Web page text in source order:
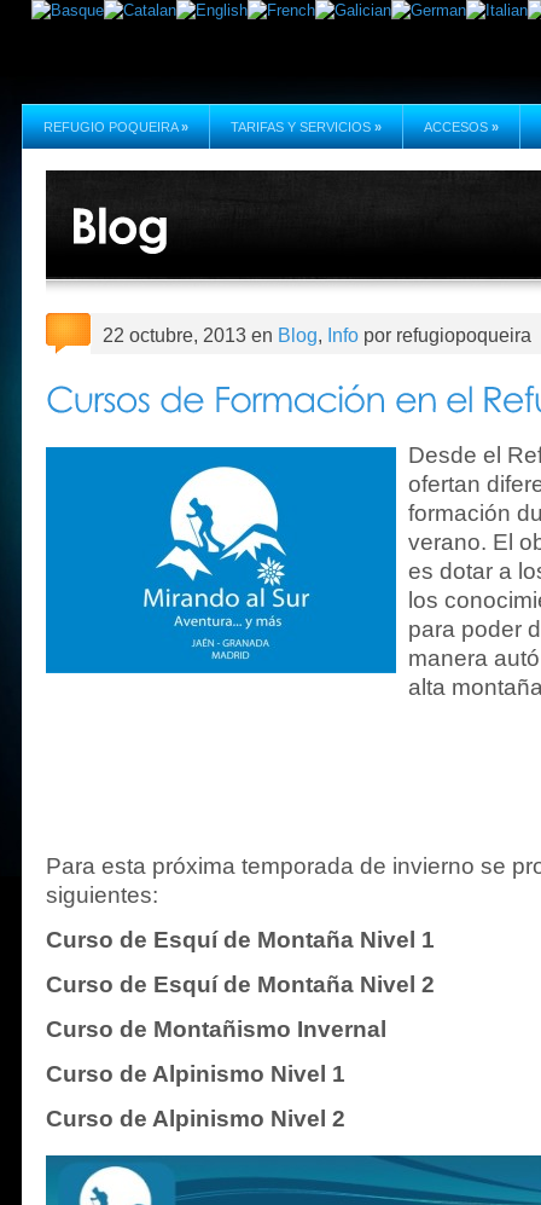
REFUGIO POQUEIRA » TARIFAS Y SERVICIOS » ACCESOS »
22 octubre, 2013 en Blog, Info por refugiopoqueira
Desde el
ofertan
formación
verano. El
es dotar a
los
para poder
manera
alta
Para esta próxima temporada de invierno se
siguientes:
Curso de Esquí de Montaña Nivel 1
Curso de Esquí de Montaña Nivel 2
Curso de Montañismo Invernal
Curso de Alpinismo Nivel 1
Curso de Alpinismo Nivel 2